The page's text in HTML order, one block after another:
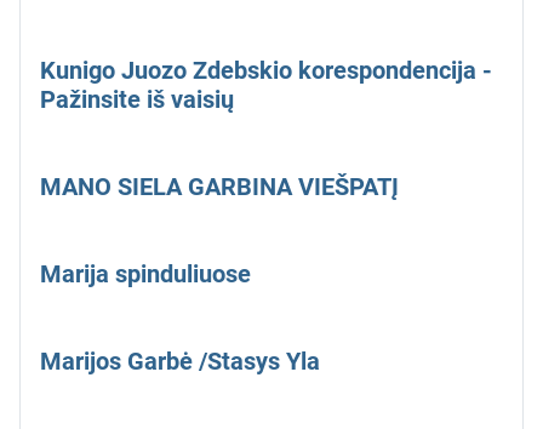
Kunigo Juozo Zdebskio korespondencija -
Pažinsite iš vaisių
MANO SIELA GARBINA VIEŠPATĮ
Marija spinduliuose
Marijos Garbė /Stasys Yla